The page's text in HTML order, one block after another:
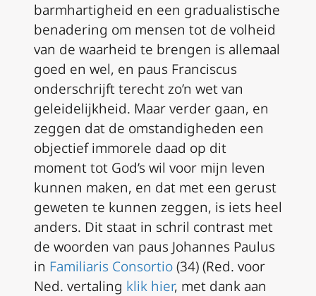
barmhartigheid en een gradualistische
benadering om mensen tot de volheid
van de waarheid te brengen is allemaal
goed en wel, en paus Franciscus
onderschrijft terecht zo’n wet van
geleidelijkheid. Maar verder gaan, en
zeggen dat de omstandigheden een
objectief immorele daad op dit
moment tot God’s wil voor mijn leven
kunnen maken, en dat met een gerust
geweten te kunnen zeggen, is iets heel
anders. Dit staat in schril contrast met
de woorden van paus Johannes Paulus
in Familiaris Consortio(34) (Red. voor
Ned. vertaling klik hier, met dank aan